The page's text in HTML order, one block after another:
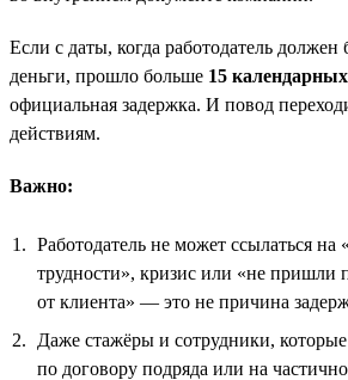
Если с даты, когда работодатель должен
деньги, прошло больше 15
официальная задержка. И повод
действиям.
Важно:
Работодатель не может ссылаться на
трудности», кризис или «не пришли
от клиента» — это не причина
Даже стажёры и сотрудники,
по договору подряда или на